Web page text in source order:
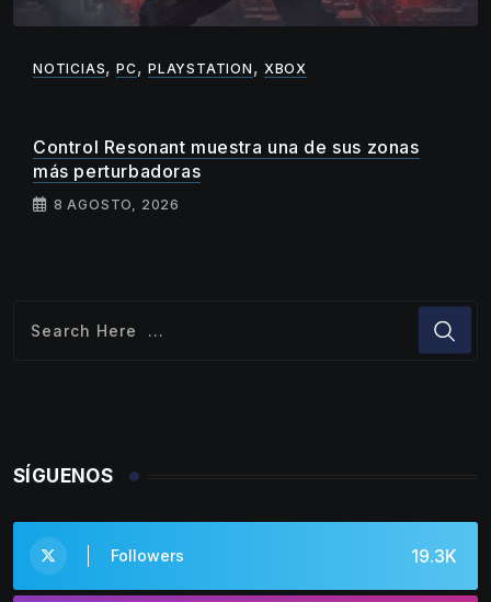
NOTICIAS,PC,PLAYSTATION , XBOX
Control Resonant muestra una de sus zonas
más perturbadoras
8 AGOSTO, 2026
SÍGUENOS
19.3K
Followers